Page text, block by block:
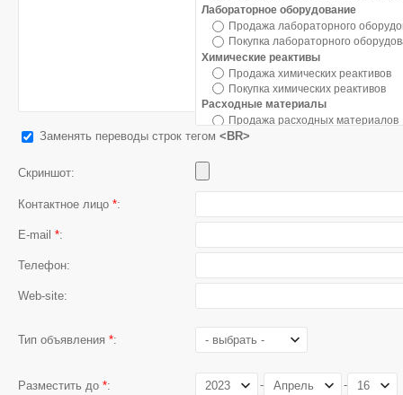
Лабораторное оборудование
Продажа лабораторного
Покупка лабораторного
Химические реактивы
Продажа химических реактивов
Покупка химических реактивов
Расходные материалы
Продажа расходных материалов
Покупка расходных материалов
Продажа тары и упаковки
Средства защиты
Покупка средств защиты
Предложение химической
Нормативная документация
Предложение нормативной
Поиск нормативной
Программное обеспечение
Заменять переводы строк тегом <BR>
Скриншот:
Контактное лицо *:
E-mail *:
Телефон:
Web-site:
Тип объявления *:
Разместить до *: - -